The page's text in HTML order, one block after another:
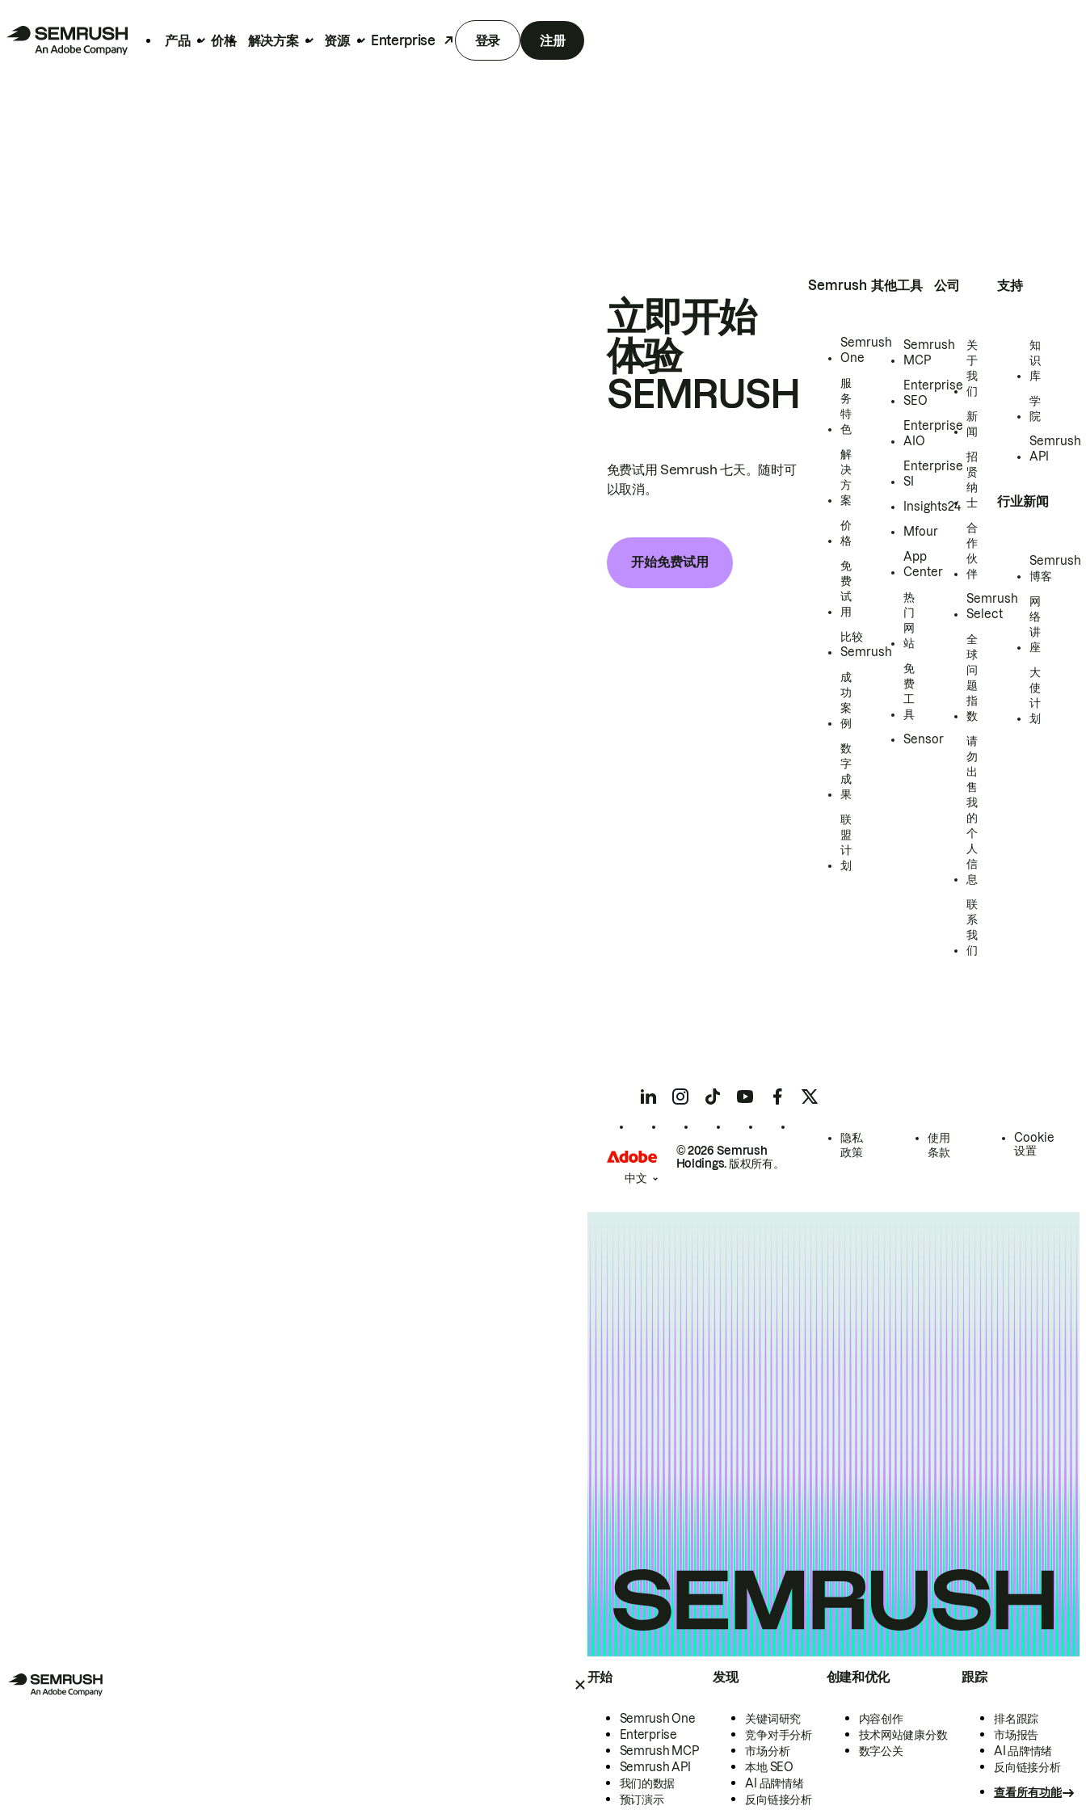
产品 价格 解决方案 资源 Enterprise 登录 注册
开始
Semrush One
Enterprise
Semrush MCP
Semrush API
我们的数据
预订演示
发现
关键词研究
竞争对手分析
市场分析
本地 SEO
AI 品牌情绪
反向链接分析
创建和优化
内容创作
技术网站健康分数
数字公关
跟踪
排名跟踪
市场报告
AI 品牌情绪
反向链接分析
查看所有功能
立即开始
体验
SEMRUSH
免费试用 Semrush 七天。随时可
以取消。
开始免费试用
Semrush
Semrush
One
服
务
特
色
解
决
方
案
价
格
免
费
试
用
比较
Semrush
成
功
案
例
数
字
成
果
联
盟
计
划
其他工具
Semrush
MCP
Enterprise
SEO
Enterprise
AIO
Enterprise
SI
Insights24
Mfour
App
Center
热
门
网
站
免
费
工
具
Sensor
公司
关
于
我
们
新
闻
招
贤
纳
士
合
作
伙
伴
Semrush
Select
全
球
问
题
指
数
请
勿
出
售
我
的
个
人
信
息
联
系
我
们
支持
知
识
库
学
院
Semrush
API
行业新闻
Semrush
博客
网
络
讲
座
大
使
计
划
© 2026 Semrush
Holdings. 版权所有。
隐私
政策
使用
条款
Cookie
设置
中文